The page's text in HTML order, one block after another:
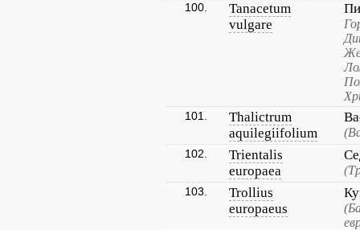
100.
Tanacetum
vulgare
101.
Thalictrum
aquilegiifolium
102.
Trientalis
europaea
103.
Trollius
europaeus